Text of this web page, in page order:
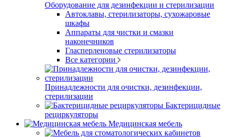
Оборудование для дезинфекции и стерилизации
Автоклавы, стерилизаторы, сухожаровые
шкафы
Аппараты для чистки и смазки
наконечников
Гласперленовые стерилизаторы
Все категории
Принадлежности для очистки, дезинфекции,
стерилизации
Бактерицидные
рециркуляторы
Медицинская мебель